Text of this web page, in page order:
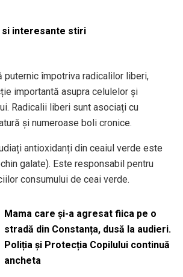
si interesante stiri
puternic împotriva radicalilor liberi,
importantă asupra celulelor și
Radicalii liberi sunt asociați cu
și numeroase boli cronice.
antioxidanți din ceaiul verde este
galate). Este responsabil pentru
consumului de ceai verde.
Mama care și-a agresat fiica pe o
stradă din Constanța, dusă la audieri.
Poliția și Protecția Copilului continuă
ancheta